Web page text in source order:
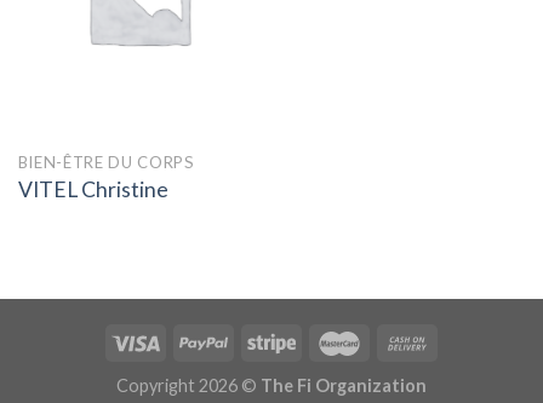
BIEN-ÊTRE DU CORPS
VITEL Christine
Copyright 2026 © The Fi Organization